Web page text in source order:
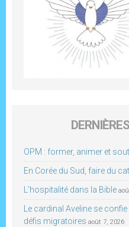
OPM : former, animer et
En Corée du Sud, faire du
L’hospitalité dans la Bible
Le cardinal Aveline se
défis migratoires août 7, 2026